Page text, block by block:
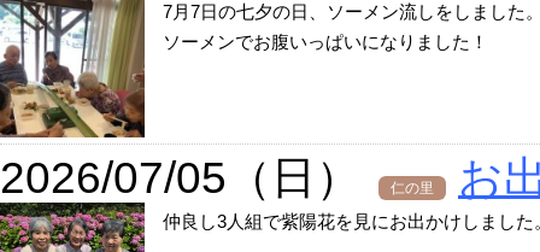
7月7日の七夕の日、ソーメン流しをしまし
ソーメンでお腹いっぱいになりました！
2026/07/05（日） 仁の里 お
仲良し3人組で紫陽花を見にお出かけしまし